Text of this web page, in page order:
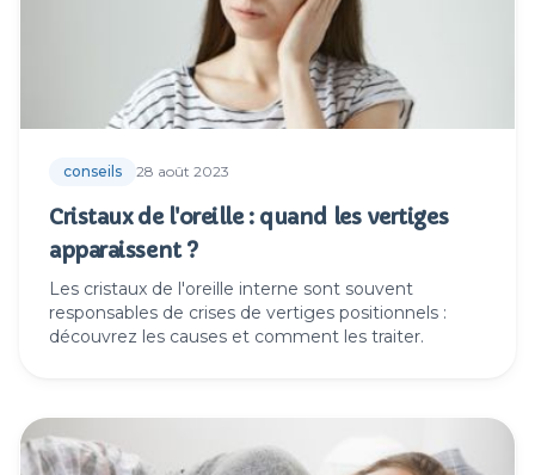
conseils 28 août 2023
Cristaux de l'oreille : quand les vertiges
apparaissent ?
Les cristaux de l'oreille interne sont souvent
responsables de crises de vertiges positionnels :
découvrez les causes et comment les traiter.